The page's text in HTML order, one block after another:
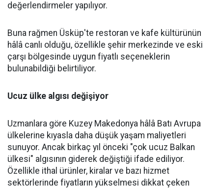
değerlendirmeler yapılıyor.
Buna rağmen Üsküp'te restoran ve kafe kültürünün
hâlâ canlı olduğu, özellikle şehir merkezinde ve eski
çarşı bölgesinde uygun fiyatlı seçeneklerin
bulunabildiği belirtiliyor.
Ucuz ülke algısı değişiyor
Uzmanlara göre Kuzey Makedonya hâlâ Batı Avrupa
ülkelerine kıyasla daha düşük yaşam maliyetleri
sunuyor. Ancak birkaç yıl önceki "çok ucuz Balkan
ülkesi" algısının giderek değiştiği ifade ediliyor.
Özellikle ithal ürünler, kiralar ve bazı hizmet
sektörlerinde fiyatların yükselmesi dikkat çeken